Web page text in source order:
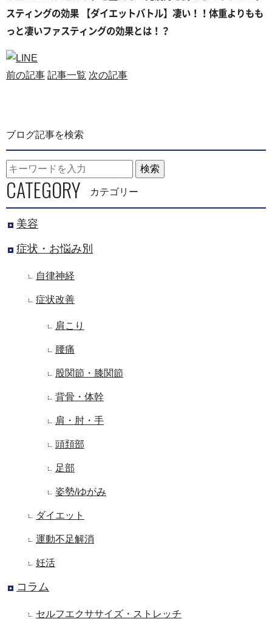
スティングの効果
【ダイエットバトル】凄い！！体重よりもも
っと凄いファスティングの効果とは！？
前の記事 記事一覧 次の記事
ブログ記事を検索
検索
CATEGORY カテゴリー
美容
症状・お悩み別
自律神経
症状改善
肩こり
腰痛
股関節・膝関節
背骨・体幹
肩・肘・手
頭頚部
足部
姿勢/ゆがみ
ダイエット
運動不足解消
妊活
コラム
セルフエクササイズ・ストレッチ